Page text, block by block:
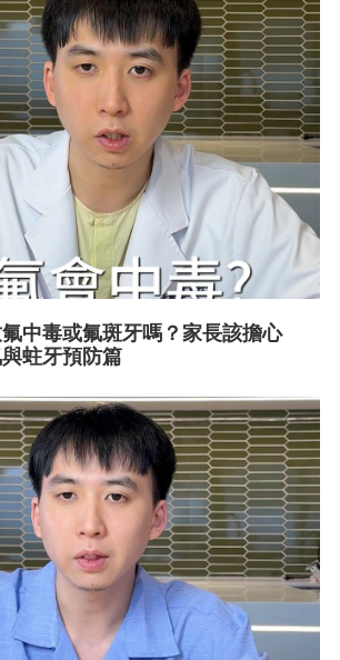
氟中毒或氟斑牙嗎？家長該擔心
蛀牙預防篇